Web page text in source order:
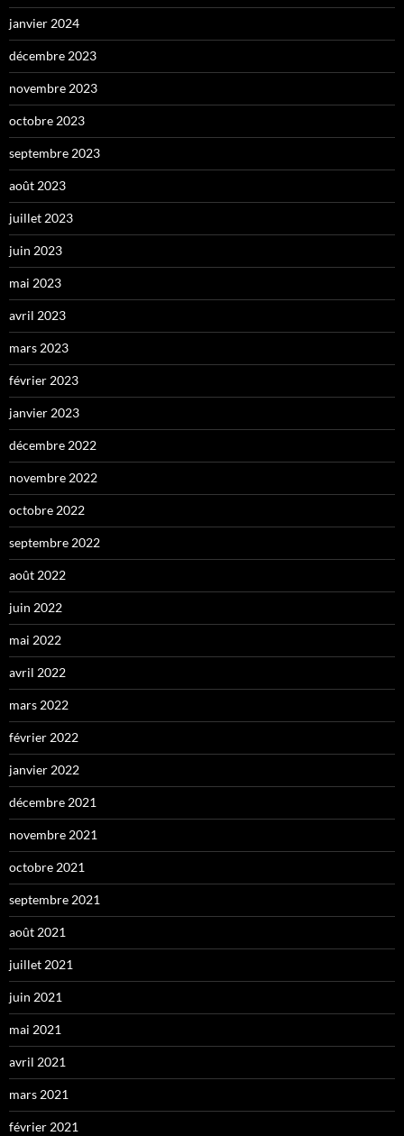
janvier 2024
décembre 2023
novembre 2023
octobre 2023
septembre 2023
août 2023
juillet 2023
juin 2023
mai 2023
avril 2023
mars 2023
février 2023
janvier 2023
décembre 2022
novembre 2022
octobre 2022
septembre 2022
août 2022
juin 2022
mai 2022
avril 2022
mars 2022
février 2022
janvier 2022
décembre 2021
novembre 2021
octobre 2021
septembre 2021
août 2021
juillet 2021
juin 2021
mai 2021
avril 2021
mars 2021
février 2021